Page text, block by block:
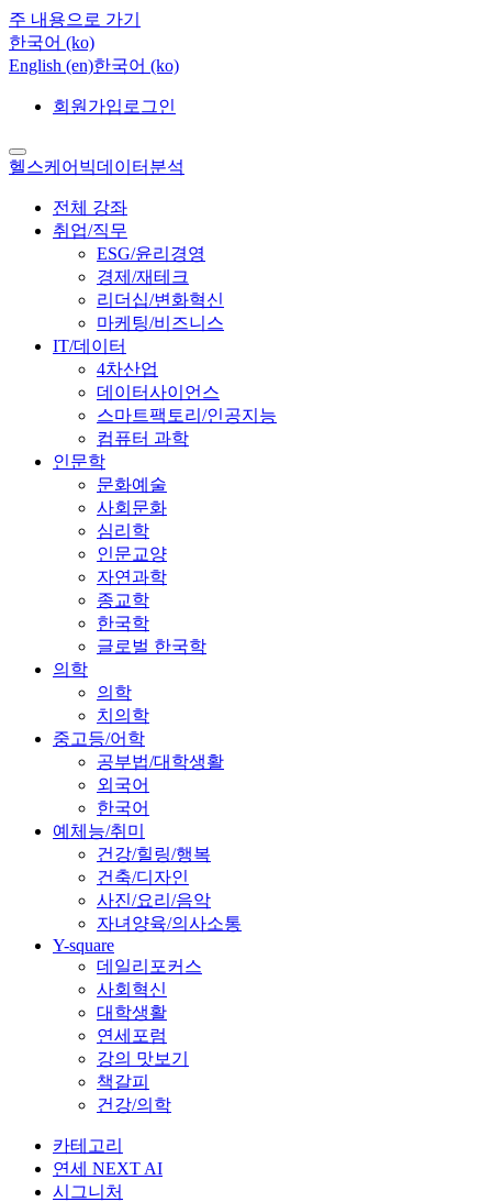
주 내용으로 가기
한국어 ‎(ko)‎
English ‎(en)‎한국어 ‎(ko)‎
회원가입 로그인
헬스케어빅데이터분석
전체 강좌
취업/직무
ESG/윤리경영
경제/재테크
리더십/변화혁신
마케팅/비즈니스
IT/데이터
4차산업
데이터사이언스
스마트팩토리/인공지능
컴퓨터 과학
인문학
문화예술
사회문화
심리학
인문교양
자연과학
종교학
한국학
글로벌 한국학
의학
의학
치의학
중고등/어학
공부법/대학생활
외국어
한국어
예체능/취미
건강/힐링/행복
건축/디자인
사진/요리/음악
자녀양육/의사소통
Y-square
데일리포커스
사회혁신
대학생활
연세포럼
강의 맛보기
책갈피
건강/의학
카테고리
연세 NEXT AI
시그니처